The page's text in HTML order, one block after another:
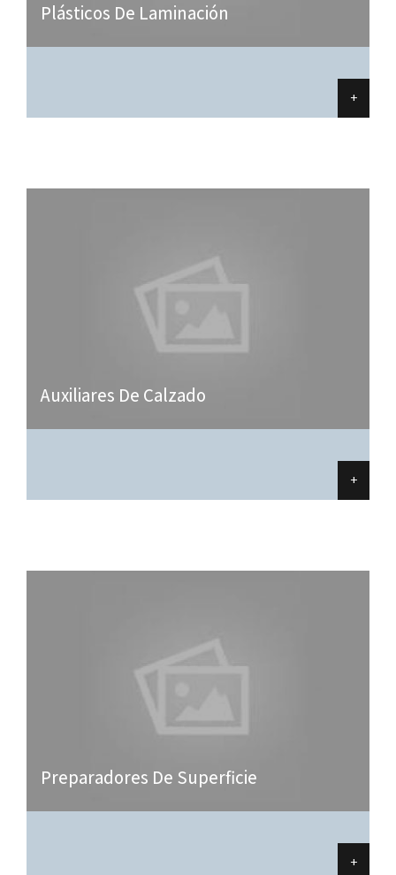
Plásticos De Laminación
+
Auxiliares De Calzado
+
Preparadores De Superficie
+